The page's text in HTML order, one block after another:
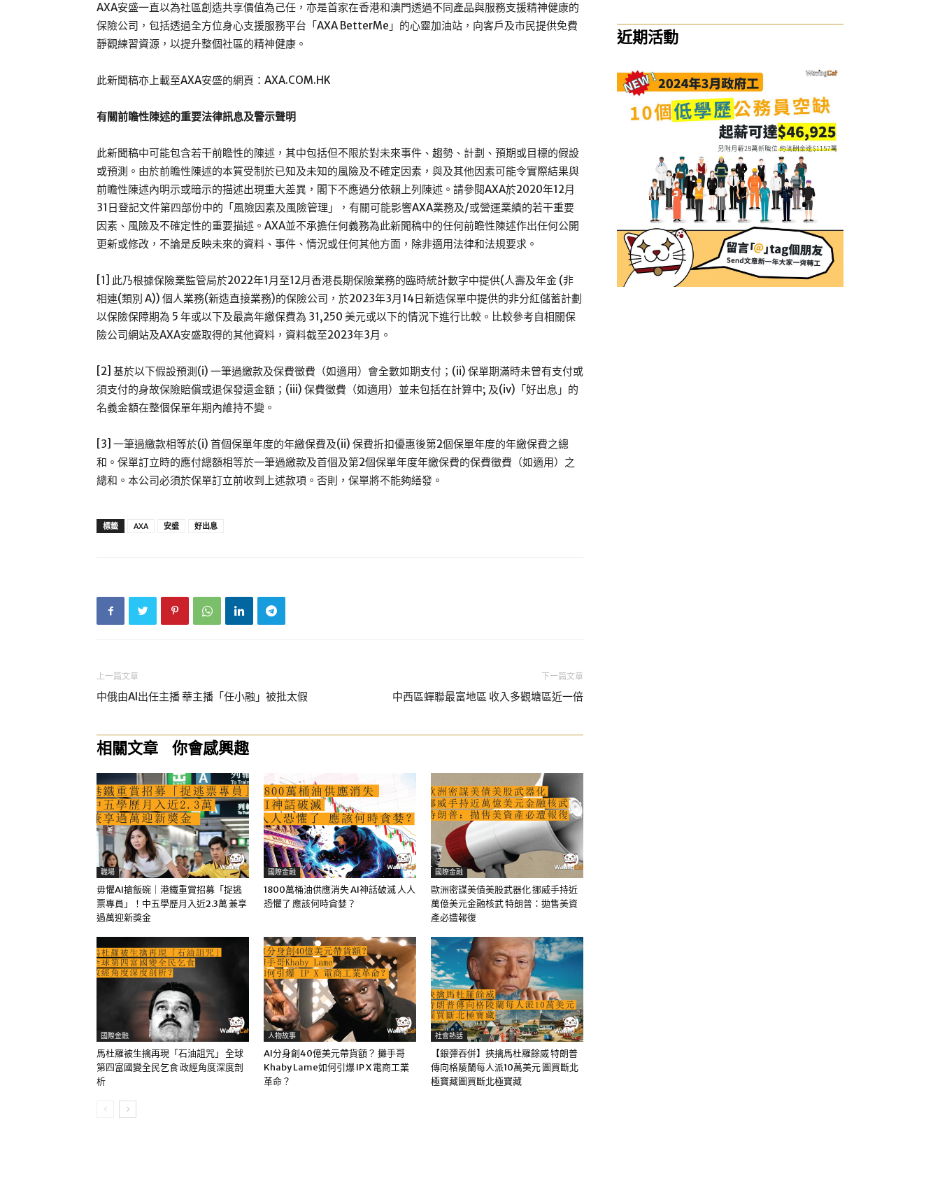
AXA安盛一直以為社區創造共享價值為己任，亦是首家在香港和澳門透過不同產品與服務支援精神健康的
保險公司，包括透過全方位身心支援服務平台「AXA BetterMe」的心靈加油站，向客戶及市民提供免費
靜觀練習資源，以提升整個社區的精神健康。
此新聞稿亦上載至AXA安盛的網頁：AXA.COM.HK
有關前瞻性陳述的重要法律訊息及警示聲明
此新聞稿中可能包含若干前瞻性的陳述，其中包括但不限於對未來事件、趨勢、計劃、預期或目標的假設
或預測。由於前瞻性陳述的本質受制於已知及未知的風險及不確定因素，與及其他因素可能令實際結果與
前瞻性陳述內明示或暗示的描述出現重大差異，閣下不應過分依賴上列陳述。請參閱AXA於2020年12月
31日登記文件第四部份中的「風險因素及風險管理」，有關可能影響AXA業務及/或營運業績的若干重要
因素、風險及不確定性的重要描述。AXA並不承擔任何義務為此新聞稿中的任何前瞻性陳述作出任何公開
更新或修改，不論是反映未來的資料、事件、情況或任何其他方面，除非適用法律和法規要求。
[1] 此乃根據保險業監管局於2022年1月至12月香港長期保險業務的臨時統計數字中提供(人壽及年金 (非
相連(類別 A)) 個人業務(新造直接業務)的保險公司，於2023年3月14日新造保單中提供的非分紅儲蓄計劃
以保險保障期為 5 年或以下及最高年繳保費為 31,250 美元或以下的情況下進行比較。比較參考自相關保
險公司網站及AXA安盛取得的其他資料，資料截至2023年3月。
[2] 基於以下假設預測(i) 一筆過繳款及保費徵費（如適用）會全數如期支付；(ii) 保單期滿時未曾有支付或
須支付的身故保險賠償或退保發還金額；(iii) 保費徵費（如適用）並未包括在計算中; 及(iv)「好出息」的
名義金額在整個保單年期內維持不變。
[3] 一筆過繳款相等於(i) 首個保單年度的年繳保費及(ii) 保費折扣優惠後第2個保單年度的年繳保費之總
和。保單訂立時的應付總額相等於一筆過繳款及首個及第2個保單年度年繳保費的保費徵費（如適用）之
總和。本公司必須於保單訂立前收到上述款項。否則，保單將不能夠繕發。
標籤 AXA 安盛 好出息
上一篇文章
中俄由AI出任主播 華主播「任小融」被批太假
下一篇文章
中西區蟬聯最富地區 收入多觀塘區近一倍
相關文章 你會感興趣
職場
毋懼AI搶飯碗｜港鐵重賞招募「捉逃
票專員」！中五學歷月入近2.3萬 兼享
過萬迎新獎金
國際金融
1800萬桶油供應消失 AI神話破滅 人人
恐懼了 應該何時貪婪？
國際金融
歐洲密謀美債美股武器化 挪威手持近
萬億美元金融核武 特朗普：拋售美資
產必遭報復
國際金融
馬杜羅被生擒再現「石油詛咒」 全球
第四富國變全民乞食 政經角度深度剖
析
人物故事
AI分身創40億美元帶貨額？ 攤手哥
Khaby Lame如何引爆 IP X 電商工業
革命？
社會熱話
【銀彈吞併】挾擒馬杜羅餘威 特朗普
傳向格陵蘭每人派10萬美元 圖買斷北
極寶藏圖買斷北極寶藏
近期活動